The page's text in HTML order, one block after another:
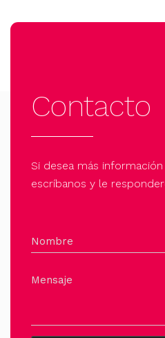
Contacto
Si desea más
escríbanos y le
Nombre
Mensaje